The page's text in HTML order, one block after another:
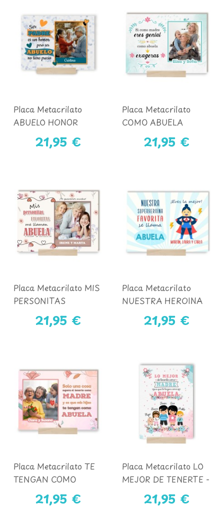
Placa Metacrilato
ABUELO HONOR
21,95 €
Placa Metacrilato
COMO ABUELA
EXAGERAS
21,95 €
Placa Metacrilato MIS
PERSONITAS
FAVORITAS ME
LLAMAN ABUELA
21,95 €
Placa Metacrilato
NUESTRA HEROINA
FAVORITA SE LLAMA
ABUELA21,95 €
Placa Metacrilato TE
TENGAN COMO
ABUELA21,95 €
Placa Metacrilato LO
MEJOR DE TENERTE -
ABUELA Y NIÑOS
21,95 €